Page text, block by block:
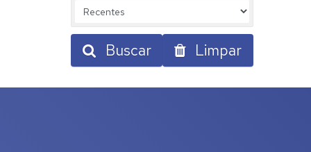
Vila Valentin (5)
Águas da Prata (9)
Fonte Platina (1)
Jardim Brandão (1)
Buscar Limpar